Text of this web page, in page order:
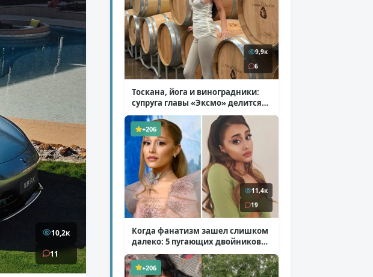
10,2к
11
9,9к
6
Тоскана, йога и виноградники:
супруга главы «Эксмо» делится
кадрами из Италии( 14 фото )
+206
11,4к
19
Когда фанатизм зашел слишком
далеко: 5 пугающих двойников
звезд( 10 фото )
+206